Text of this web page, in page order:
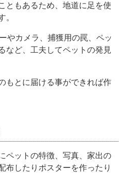
ともあるため、地道に足を使
。
やカメラ、捕獲用の罠、ペッ
など、工夫してペットの発見
もとに届ける事ができれば作
ペットの特徴、写真、家出の
布したりポスターを作ったり